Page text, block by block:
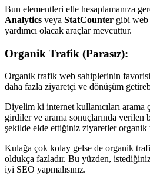
Bun elementleri elle hesaplamanıza
Analytics veya StatCounter gibi web
yardımcı olacak araçlar mevcuttur.
Organik Trafik (Parasız):
Organik trafik web sahiplerinin
daha fazla ziyaretçi ve dönüşüm
Diyelim ki internet kullanıcıları
girdiler ve arama sonuçlarında verilen
şekilde elde ettiğiniz ziyaretler organik
Kulağa çok kolay gelse de organik
oldukça fazladır. Bu yüzden,
iyi SEO yapmalısınız.